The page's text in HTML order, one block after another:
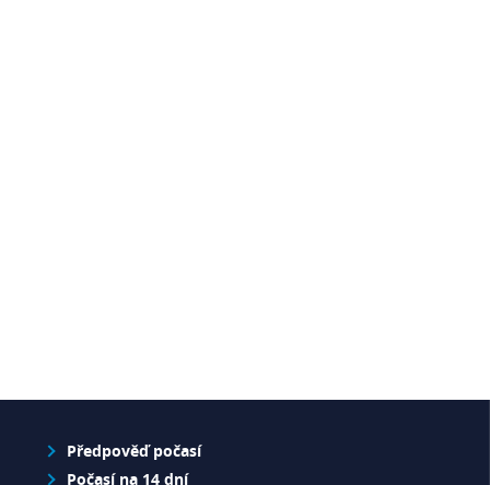
Předpověď počasí
Počasí na 14 dní